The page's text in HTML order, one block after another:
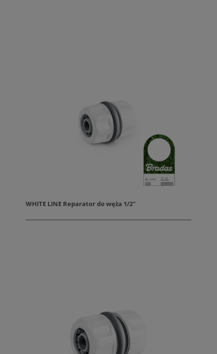
WHITE LINE Reparator do węża 1/2"